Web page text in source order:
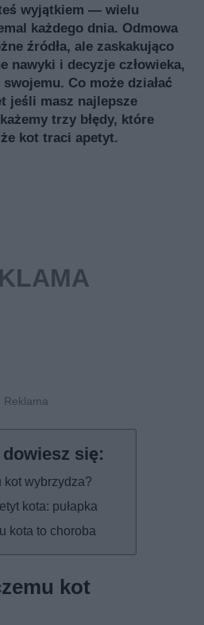
wyjątkiem — wielu
każdego dnia. Odmowa
źródła, ale zaskakująco
nawyki i decyzje człowieka,
Co może działać
jeśli masz najlepsze
trzy błędy, które
kot traci apetyt.
kot wybrzydza?
kota: pułapka
kota to choroba
kot